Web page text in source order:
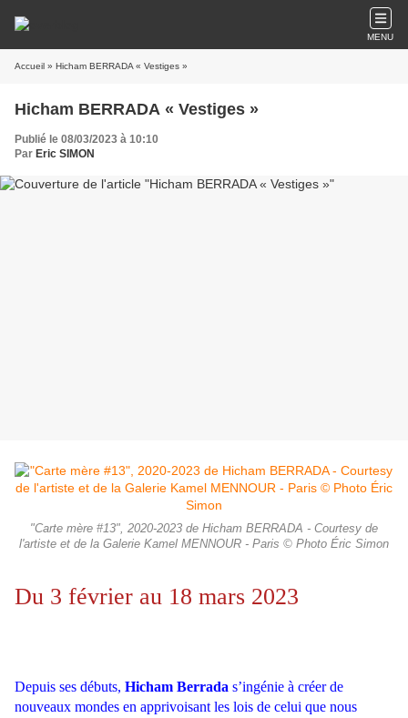
MENU
Accueil » Hicham BERRADA « Vestiges »
Hicham BERRADA « Vestiges »
Publié le 08/03/2023 à 10:10
Par Eric SIMON
"Carte mère #13", 2020-2023 de Hicham BERRADA - Courtesy de
l'artiste et de la Galerie Kamel MENNOUR - Paris © Photo Éric Simon
Du 3 février au 18 mars 2023
Depuis ses débuts, Hicham Berrada s’ingénie à créer de
nouveaux mondes en apprivoisant les lois de celui que nous